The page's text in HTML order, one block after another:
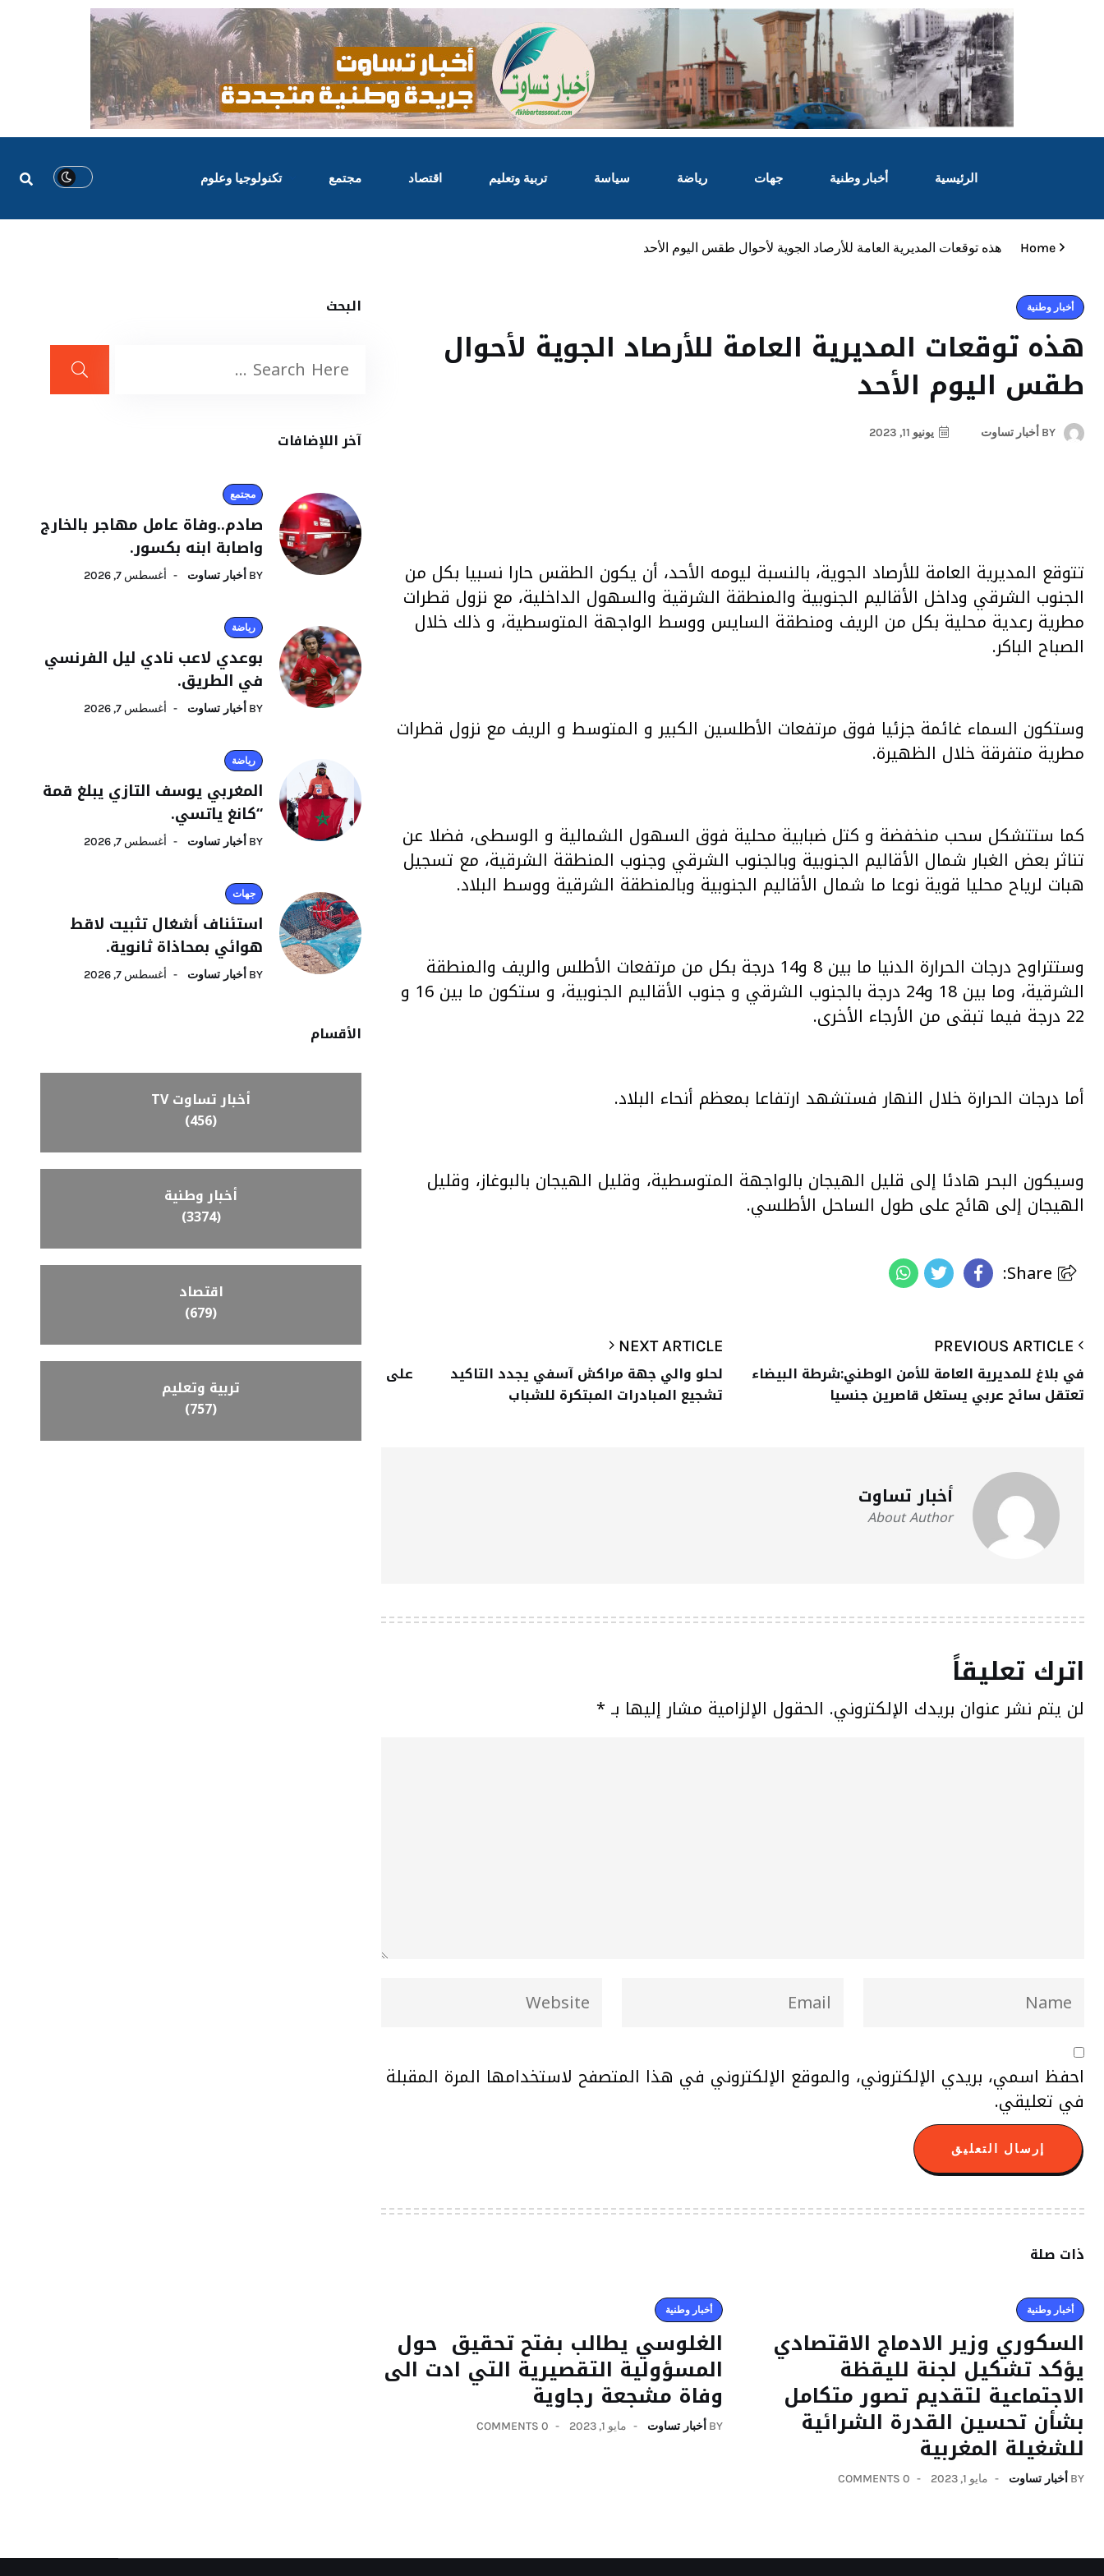
الرئيسية أخبار وطنية جهات رياضة سياسة تربية وتعليم اقتصاد مجتمع تكنولوجيا وعلوم
Home هذه توقعات المديرية العامة للأرصاد الجوية لأحوال طقس اليوم الأحد
أخبار وطنية
هذه توقعات المديرية العامة للأرصاد الجوية لأحوال
طقس اليوم الأحد
BY أخبار تساوت يونيو 11, 2023
تتوقع المديرية العامة للأرصاد الجوية، بالنسبة ليومه الأحد، أن يكون الطقس حارا نسبيا بكل من
الجنوب الشرقي وداخل الأقاليم الجنوبية والمنطقة الشرقية والسهول الداخلية، مع نزول قطرات
مطرية رعدية محلية بكل من الريف ومنطقة السايس ووسط الواجهة المتوسطية، و ذلك خلال
الصباح الباكر.
وستكون السماء غائمة جزئيا فوق مرتفعات الأطلسين الكبير و المتوسط و الريف مع نزول قطرات
مطرية متفرقة خلال الظهيرة.
كما ستتشكل سحب منخفضة و كتل ضبابية محلية فوق السهول الشمالية و الوسطى، فضلا عن
تناثر بعض الغبار شمال الأقاليم الجنوبية وبالجنوب الشرقي وجنوب المنطقة الشرقية، مع تسجيل
هبات لرياح محليا قوية نوعا ما شمال الأقاليم الجنوبية وبالمنطقة الشرقية ووسط البلاد.
وستتراوح درجات الحرارة الدنيا ما بين 8 و14 درجة بكل من مرتفعات الأطلس والريف والمنطقة
الشرقية، وما بين 18 و24 درجة بالجنوب الشرقي و جنوب الأقاليم الجنوبية، و ستكون ما بين 16 و
22 درجة فيما تبقى من الأرجاء الأخرى.
أما درجات الحرارة خلال النهار فستشهد ارتفاعا بمعظم أنحاء البلاد.
وسيكون البحر هادئا إلى قليل الهيجان بالواجهة المتوسطية، وقليل الهيجان بالبوغاز، وقليل
الهيجان إلى هائج على طول الساحل الأطلسي.
في بلاغ للمديرية العامة للأمن الوطني:شرطة البيضاء
تعتقل سائح عربي يستغل قاصرين جنسيا
NEXT ARTICLE
لحلو والي جهة مراكش آسفي يجدد التاكيد على
تشجيع المبادرات المبتكرة للشباب
أخبار تساوت
About Author
اترك تعليقاً
لن يتم نشر عنوان بريدك الإلكتروني. الحقول الإلزامية مشار إليها بـ *
احفظ اسمي، بريدي الإلكتروني، والموقع الإلكتروني في هذا المتصفح لاستخدامها المرة المقبلة
في تعليقي.
ذات صلة
أخبار وطنية
السكوري وزير الادماج الاقتصادي
يؤكد تشكيل لجنة لليقظة
الاجتماعية لتقديم تصور متكامل
بشأن تحسين القدرة الشرائية
للشغيلة المغربية
BY أخبار تساوت مايو 1, 2023 0 COMMENTS
أخبار وطنية
الغلوسي يطالب بفتح تحقيق حول
المسؤولية التقصيرية التي ادت الى
وفاة مشجعة رجاوية
BY أخبار تساوت مايو 1, 2023 0 COMMENTS
البحث
آخر اللإضافات
مجتمع
صادم..وفاة عامل مهاجر بالخارج
واصابة ابنه بكسور.
BY أخبار تساوت أغسطس 7, 2026
رياضة
بوعدي لاعب نادي ليل الفرنسي
في الطريق.
BY أخبار تساوت أغسطس 7, 2026
رياضة
المغربي يوسف التازي يبلغ قمة
“كانغ ياتسي.
BY أخبار تساوت أغسطس 7, 2026
جهات
استئناف أشغال تثبيت لاقط
هوائي بمحاذاة ثانوية.
BY أخبار تساوت أغسطس 7, 2026
الأقسام
أخبار تساوت TV
(456)
أخبار وطنية
(3374)
اقتصاد
(679)
تربية وتعليم
(757)